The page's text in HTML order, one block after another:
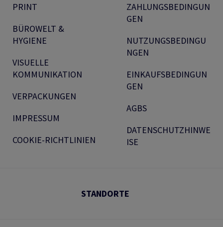
PRINT
BÜROWELT &
HYGIENE
VISUELLE
KOMMUNIKATION
VERPACKUNGEN
IMPRESSUM
COOKIE-RICHTLINIEN
ZAHLUNGSBEDINGUN
GEN
NUTZUNGSBEDINGU
NGEN
EINKAUFSBEDINGUN
GEN
AGBS
DATENSCHUTZHINWE
ISE
STANDORTE